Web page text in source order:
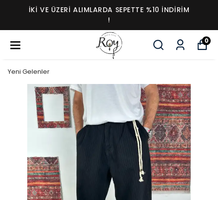
İKI VE ÜZERI ALIMLARDA SEPETTE %10 İNDIRIM
!
0
Yeni Gelenler